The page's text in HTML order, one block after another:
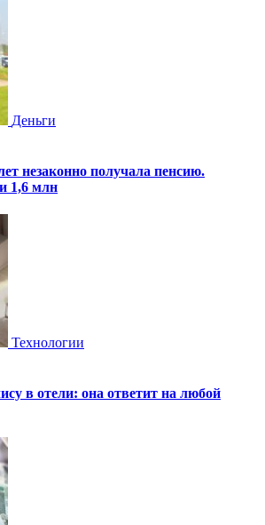
Деньги
незаконно получала пенсию.
1,6 млн
Технологии
в отели: она ответит на любой